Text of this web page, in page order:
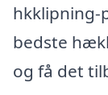
hkklipning-
bedste
og få det